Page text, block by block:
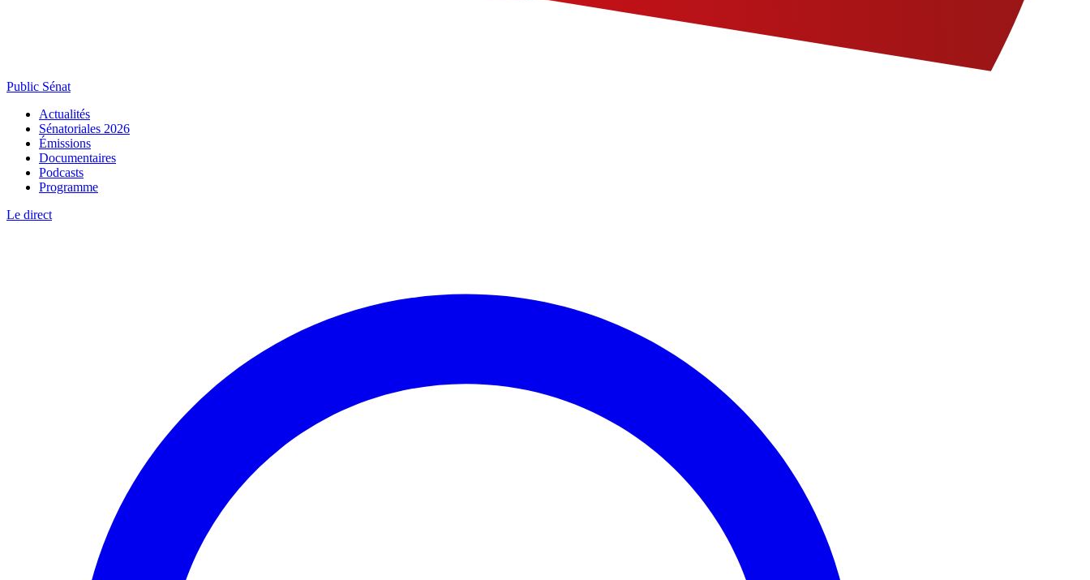
Public Sénat
Actualités
Sénatoriales 2026
Émissions
Documentaires
Podcasts
Programme
Le direct